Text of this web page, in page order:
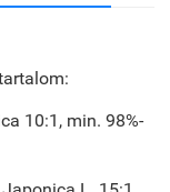
10:1, min. 98%-